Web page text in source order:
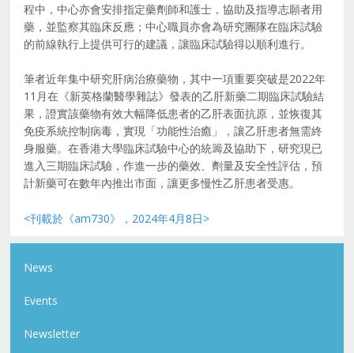
程中，中心亦會安排指定藥劑師和護士，協助及指導志願者用
藥，並監察其臨床反應；中心職員亦會為研究團隊在臨床試驗
的前線執行上提供可行的建議，讓臨床試驗得以順利進行。
筆者近年集中研究肝病治療藥物，其中一項重要突破是2022年
11月在《新英格蘭醫學雜誌》發表的乙肝新藥二期臨床試驗結
果，證實該藥物有效大幅降低患者的乙肝表面抗原，並恢復其
免疫系統控制病毒，實現「功能性治癒」，讓乙肝患者無需終
身服藥。在香港大學臨床試驗中心的統籌及協助下，研究現已
進入三期臨床試驗，作進一步的藥效、劑量及安全性評估，預
計新藥可在數年內推出市面，讓更多慢性乙肝患者受惠。
<刊載於《am730》，2024年4月8日>
News
Events
Newsletter